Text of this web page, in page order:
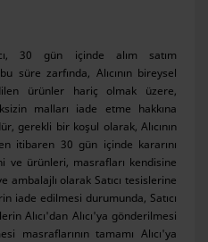
30 gün içinde alım satım
süre zarfında, Alıcının bireysel
ürünler hariç olmak üzere,
malları iade etme hakkına
gerekli bir koşul olarak, Alıcının
itibaren 30 gün içinde kararını
ve ürünleri, masrafları kendisine
olarak Satıcı tesislerine
iade edilmesi durumunda, Satıcı
Alıcı'dan Alıcı'ya gönderilmesi
masraflarının tamamı Alıcı'ya